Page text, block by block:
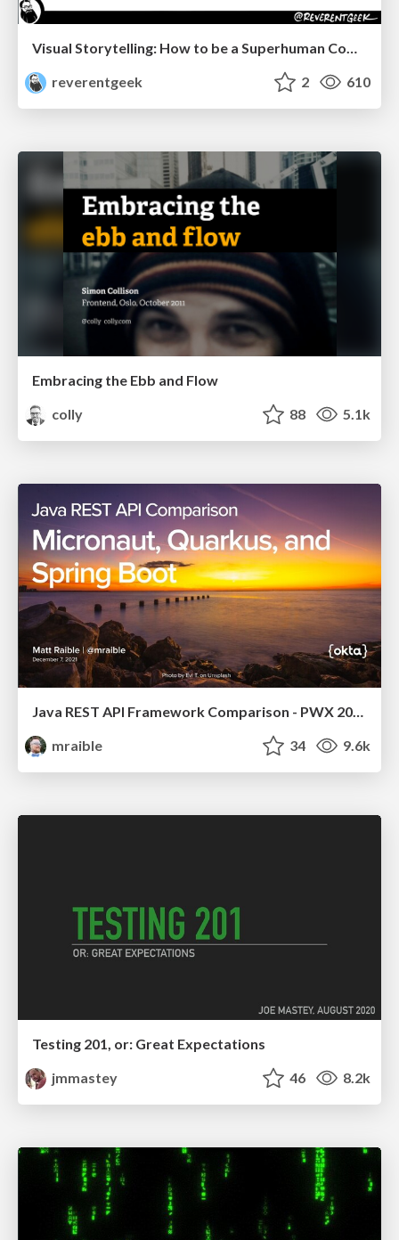
Visual Storytelling: How to be a Superhuman Communicator
reverentgeek
2 610
Embracing the Ebb and Flow
colly
88 5.1k
Java REST API Framework Comparison - PWX 2021
mraible
34 9.6k
Testing 201, or: Great Expectations
jmmastey
46 8.2k